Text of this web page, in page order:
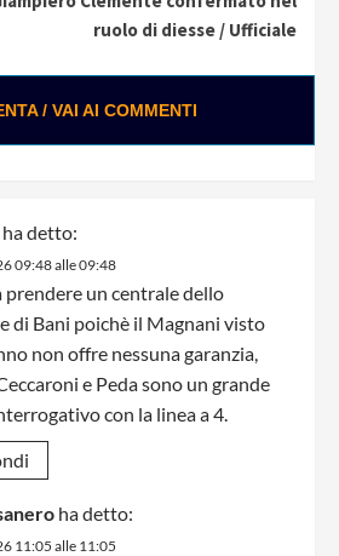
ruolo di diesse / Ufficiale
/ VAI AI COMMENTI
ha detto:
09:48 alle 09:48
prendere un centrale dello
di Bani poichè il Magnani visto
non offre nessuna garanzia,
e Peda sono un grande
con la linea a 4.
ha detto:
11:05 alle 11:05